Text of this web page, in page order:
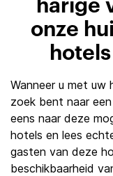
harige
onze
Wanneer u met uw
zoek bent naar
eens naar deze
hotels en lees
gasten van deze
beschikbaarheid